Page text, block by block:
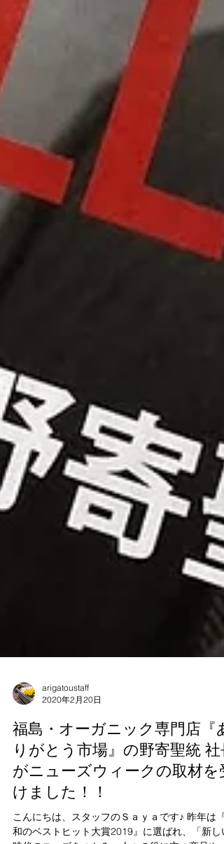
2020年2月20日
福島・オーガニック専門店『あ
りがとう市場』の野寄聖統 社
がニューズウィークの取材を
けました！！